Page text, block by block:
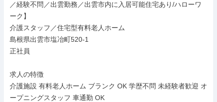
／経験不問／出雲勤務／出雲市内に入居可能住宅あり/ハローワ
ーク】
介護スタッフ／住宅型有料老人ホーム
島根県出雲市塩冶町520-1
正社員
求人の特徴
介護施設 有料老人ホーム ブランク OK 学歴不問 未経験者歓迎 オ
ープニングスタッフ 車通勤 OK